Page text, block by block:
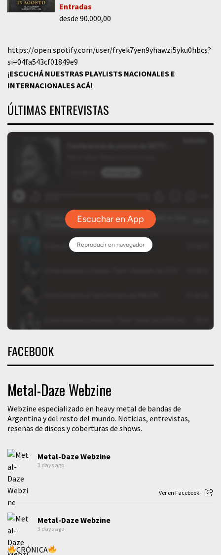
Entradas
desde 90.000,00
https://open.spotify.com/user/fryek7yen9yhawzi5yku0hbcs?
si=04fa543cf01849e9
¡ESCUCHÁ NUESTRAS PLAYLISTS NACIONALES E
INTERNACIONALESACÁ!
ÚLTIMAS ENTREVISTAS
FACEBOOK
Metal-Daze Webzine
Webzine especializado en heavy metal de bandas de
Argentina y del resto del mundo. Noticias, entrevistas,
reseñas de discos y coberturas de shows.
Metal-Daze Webzine
3 days ago
Ver en Facebook
Metal-Daze Webzine
3 days ago
CRÓNICA